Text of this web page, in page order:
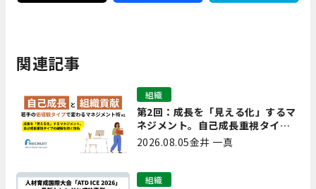
関連記事
第2回：成長を「見える化」するマ
ネジメント。自己成長重視タイプ
の離職を防ぐ技術
組織
2026.08.05金井 一真
組織